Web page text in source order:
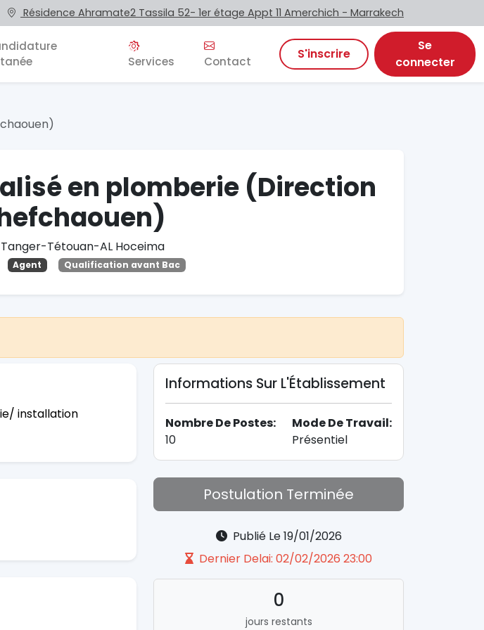
Résidence Ahramate2 Tassila 52- 1er étage Appt 11 Amerchich - Marrakech
Services Contact S'inscrire
Se
connecter
en plomberie (Direction
Tétouan-AL Hoceima
Agent Qualification avant Bac
installation
Informations Sur L'Établissement
Nombre De Postes:
10
Mode De Travail:
Présentiel
Postulation Terminée
Publié Le 19/01/2026
Dernier Delai: 02/02/2026 23:00
0
jours restants